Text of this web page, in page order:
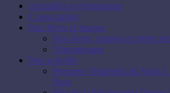
Actualités et évènements
L’association
Nos livres et images
Nos livres, images et objets
Témoignages
Nos activités
Premiers Vendredis du Mois à
Paris